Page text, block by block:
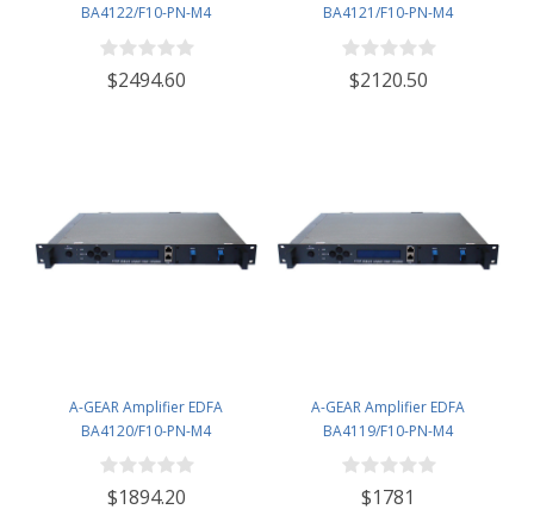
BA4122/F10-PN-M4
$2494.60
BA4121/F10-PN-M4
$2120.50
A-GEAR Amplifier EDFA
BA4120/F10-PN-M4
$1894.20
A-GEAR Amplifier EDFA
BA4119/F10-PN-M4
$1781